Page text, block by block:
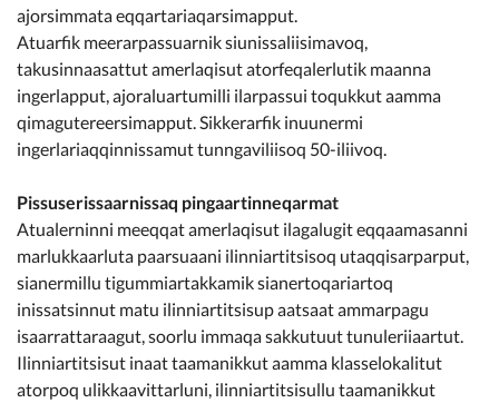
ajorsimmata eqqartariaqarsimapput.
Atuarfik meerarpassuarnik siunissaliisimavoq,
takusinnaasattut amerlaqisut atorfeqalerlutik maanna
ingerlapput, ajoraluartumilli ilarpassui toqukkut aamma
qimagutereersimapput. Sikkerarfik inuunermi
ingerlariaqqinnissamut tunngaviliisoq 50-iliivoq.
Pissuserissaarnissaq pingaartinneqarmat
Atualerninni meeqqat amerlaqisut ilagalugit eqqaamasanni
marlukkaarluta paarsuaani ilinniartitsisoq utaqqisarparput,
sianermillu tigummiartakkamik sianertoqariartoq
inissatsinnut matu ilinniartitsisup aatsaat ammarpagu
isaarrattaraagut, soorlu immaqa sakkutuut tunuleriiaartut.
Ilinniartitsisut inaat taamanikkut aamma klasselokalitut
atorpoq ulikkaavittarluni, ilinniartitsisullu taamanikkut